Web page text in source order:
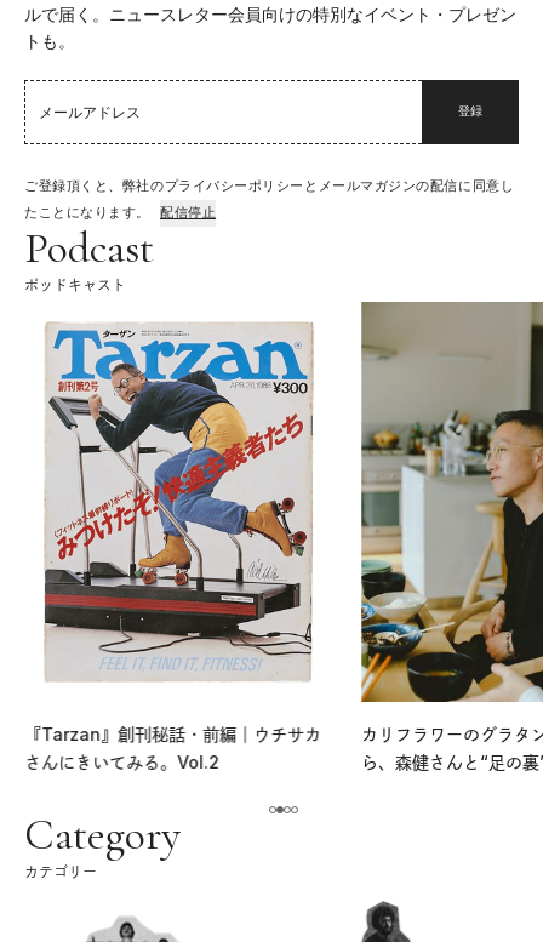
ルで届く。ニュースレター会員向けの特別なイベント・プレゼン
トも。
登録
ご登録頂くと、弊社のプライバシーポリシーとメールマガジンの配信に同意し
たことになります。
配信停止
Podcast
ポッドキャスト
『Tarzan』創刊秘話・前編｜ウチサカ
さんにきいてみる。Vol.2
カリフラワーのグラタ
ら、森健さんと“足の
Category
カテゴリー